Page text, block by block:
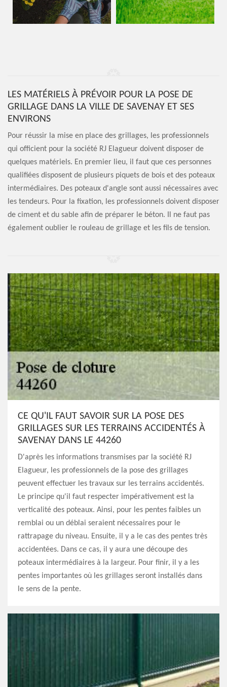
LES MATÉRIELS À PRÉVOIR POUR LA POSE DE
GRILLAGE DANS LA VILLE DE SAVENAY ET SES
ENVIRONS
Pour réussir la mise en place des grillages, les professionnels
qui officient pour la société RJ Elagueur doivent disposer de
quelques matériels. En premier lieu, il faut que ces personnes
qualifiées disposent de plusieurs piquets de bois et des poteaux
intermédiaires. Des poteaux d'angle sont aussi nécessaires avec
les tendeurs. Pour la fixation, les professionnels doivent disposer
de ciment et du sable afin de préparer le béton. Il ne faut pas
également oublier le rouleau de grillage et les fils de tension.
CE QU'IL FAUT SAVOIR SUR LA POSE DES
GRILLAGES SUR LES TERRAINS ACCIDENTÉS À
SAVENAY DANS LE 44260
D'après les informations transmises par la société RJ
Elagueur, les professionnels de la pose des grillages
peuvent effectuer les travaux sur les terrains accidentés.
Le principe qu'il faut respecter impérativement est la
verticalité des poteaux. Ainsi, pour les pentes faibles un
remblai ou un déblai seraient nécessaires pour le
rattrapage du niveau. Ensuite, il y a le cas des pentes très
accidentées. Dans ce cas, il y aura une découpe des
poteaux intermédiaires à la largeur. Pour finir, il y a les
pentes importantes où les grillages seront installés dans
le sens de la pente.